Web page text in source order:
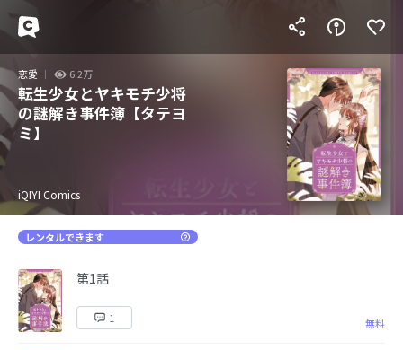
恋愛 6.2万
転生少女とヤキモチ少将
の謎解き事件簿【タテヨ
ミ】
iQIYI Comics
レンタルできます
第1話
1 無料